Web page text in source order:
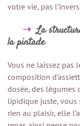
votre vie, pas
La
la pintade
Vous ne laissez pas
composition
dosée, des légumes
lipidique juste, vous
rien au plaisir, elle